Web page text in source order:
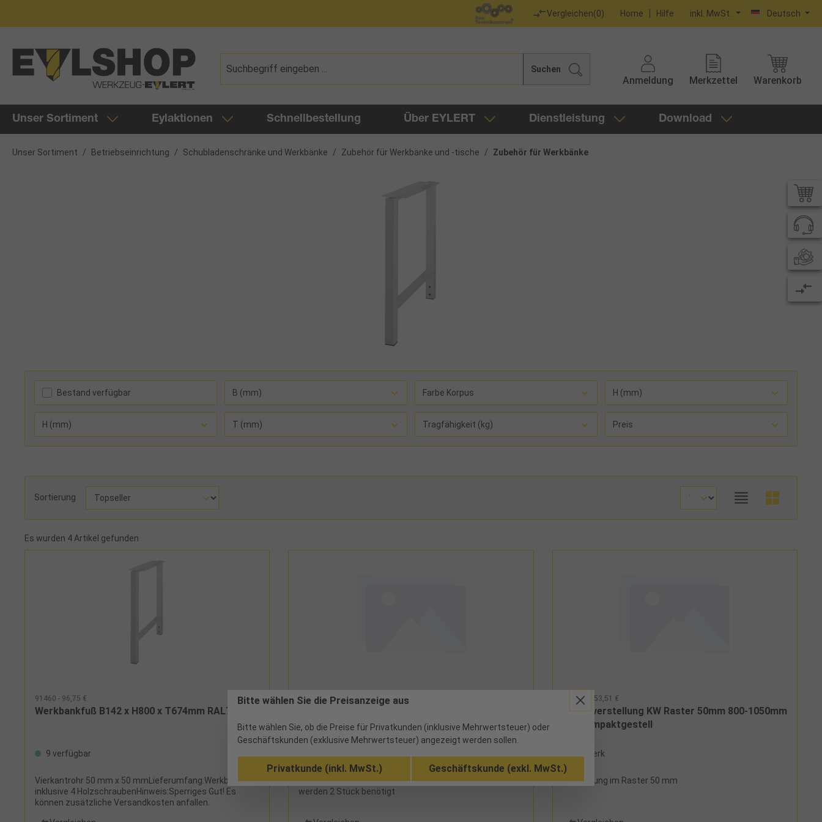
Vergleichen(0) Home Hilfe inkl. MwSt. Deutsch
Suchen
Anmeldung Merkzettel Warenkorb
Unser Sortiment Eylaktionen Schnellbestellung Über EYLERT Dienstleistung Download
Unser Sortiment / Betriebseinrichtung / Schubladenschränke und Werkbänke / Zubehör für Werkbänke und -tische / Zubehör für Werkbänke
Bestand verfügbar B (mm) Farbe Korpus H (mm)
H (mm) T (mm) Tragfähigkeit (kg) Preis
Sortierung
Es wurden 4 Artikel gefunden
91460 - 96,75 €
Werkbankfuß B142 x H800 x T674mm RAL7035
9 verfügbar
Vierkantrohr 50 mm x 50 mmLieferumfang:Werkbankfuß
inklusive 4 HolzschraubenHinweis:Sperriges Gut! Es
können zusätzliche Versandkosten anfallen.
91461 - 28,08 €
1050mm für Standardfuß
Verstellung im Raster 50 mm, für einen Werkbankfuß
werden 2 Stück benötigt
91463 - 153,51 €
Höhenverstellung KW Raster 50mm 800-1050mm
für Kompaktgestell
ab Werk
Verstellung im Raster 50 mm
Bitte wählen Sie die Preisanzeige aus
Bitte wählen Sie, ob die Preise für Privatkunden (inklusive Mehrwertsteuer) oder
Geschäftskunden (exklusive Mehrwertsteuer) angezeigt werden sollen.
Privatkunde (inkl. MwSt.) Geschäftskunde (exkl. MwSt.)